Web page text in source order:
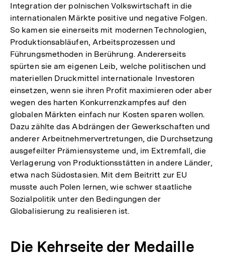
Integration der polnischen Volkswirtschaft in die
internationalen Märkte positive und negative Folgen.
So kamen sie einerseits mit modernen Technologien,
Produktionsabläufen, Arbeitsprozessen und
Führungsmethoden in Berührung. Andererseits
spürten sie am eigenen Leib, welche politischen und
materiellen Druckmittel internationale Investoren
einsetzen, wenn sie ihren Profit maximieren oder aber
wegen des harten Konkurrenzkampfes auf den
globalen Märkten einfach nur Kosten sparen wollen.
Dazu zählte das Abdrängen der Gewerkschaften und
anderer Arbeitnehmervertretungen, die Durchsetzung
ausgefeilter Prämiensysteme und, im Extremfall, die
Verlagerung von Produktionsstätten in andere Länder,
etwa nach Südostasien. Mit dem Beitritt zur EU
musste auch Polen lernen, wie schwer staatliche
Sozialpolitik unter den Bedingungen der
Globalisierung zu realisieren ist.
Die Kehrseite der Medaille